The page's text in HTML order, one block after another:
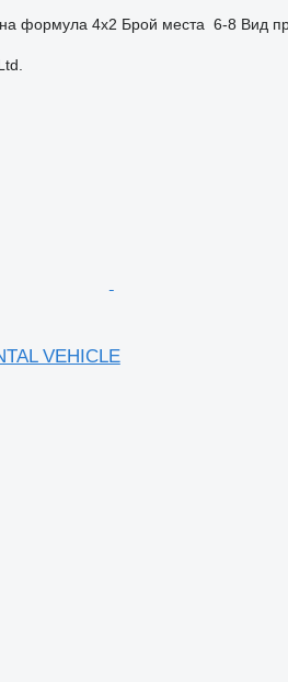
формула 4x2 Брой места 6-8 Вид
VEHICLE